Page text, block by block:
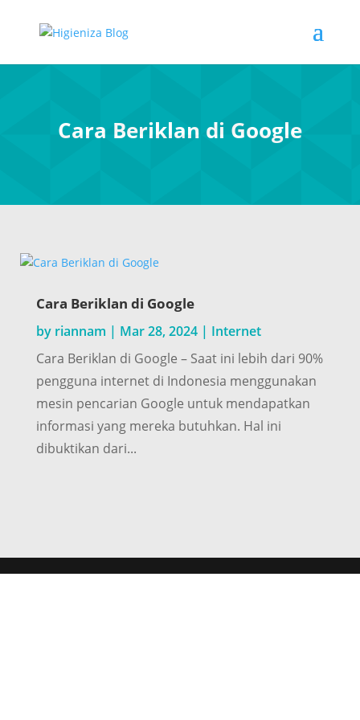
Cara Beriklan di Google
Cara Beriklan di Google
by riannam | Mar 28, 2024| Internet
Cara Beriklan di Google – Saat ini lebih dari 90%
pengguna internet di Indonesia menggunakan
mesin pencarian Google untuk mendapatkan
informasi yang mereka butuhkan. Hal ini
dibuktikan dari...